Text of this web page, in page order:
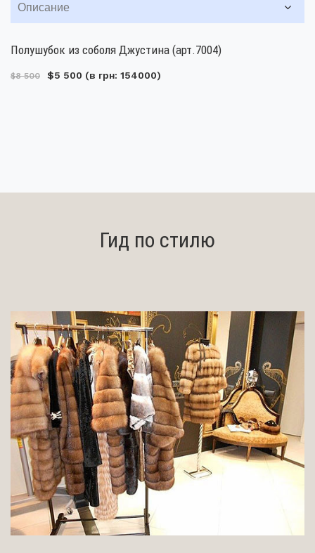
Описание
Полушубок из соболя Джустина (арт.7004)
$8 500 $5 500 (в грн: 154000)
Гид по стилю